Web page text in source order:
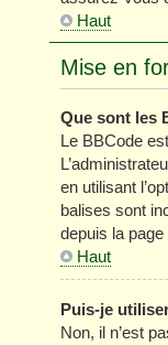
Haut
Mise en
Que sont les
Le BBCode
en utilisant
balises sont
depuis la
Haut
Puis-je
Non, il n’est